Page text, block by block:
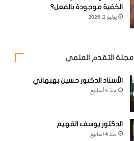
الخفية موجودة بالفعل؟
يوليو 2, 2026
مجلة التقدم العلمي
الأستاذ الدكتور حسين بهبهاني
منذ 4 أسابيع
الدكتور يوسف القهيم
منذ 4 أسابيع